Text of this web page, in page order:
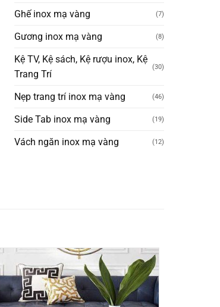
Ghế inox mạ vàng (7)
Gương inox mạ vàng (8)
Kệ TV, Kệ sách, Kệ rượu inox, Kệ
Trang Trí
(30)
Nẹp trang trí inox mạ vàng (46)
Side Tab inox mạ vàng (19)
Vách ngăn inox mạ vàng (12)